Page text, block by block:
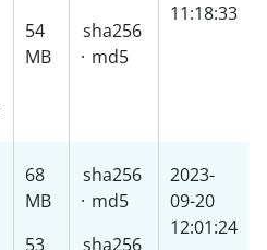
54
MB
sha256
· md5
11:18:33
68
MB
53
sha256
· md5
sha256
2023-
09-20
12:01:24